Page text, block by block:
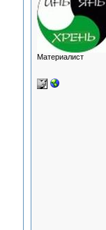
Материалист